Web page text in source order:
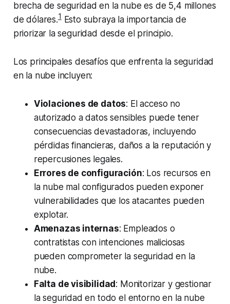
brecha de seguridad en la nube es de 5,4 millones
de dólares.1Esto subraya la importancia de
priorizar la seguridad desde el principio.
Los principales desafíos que enfrenta la seguridad
en la nube incluyen:
Violaciones de datos: El acceso no
autorizado a datos sensibles puede tener
consecuencias devastadoras, incluyendo
pérdidas financieras, daños a la reputación y
repercusiones legales.
Errores de configuración: Los recursos en
la nube mal configurados pueden exponer
vulnerabilidades que los atacantes pueden
explotar.
Amenazas internas: Empleados o
contratistas con intenciones maliciosas
pueden comprometer la seguridad en la
nube.
Falta de visibilidad : Monitorizar y gestionar
la seguridad en todo el entorno en la nube